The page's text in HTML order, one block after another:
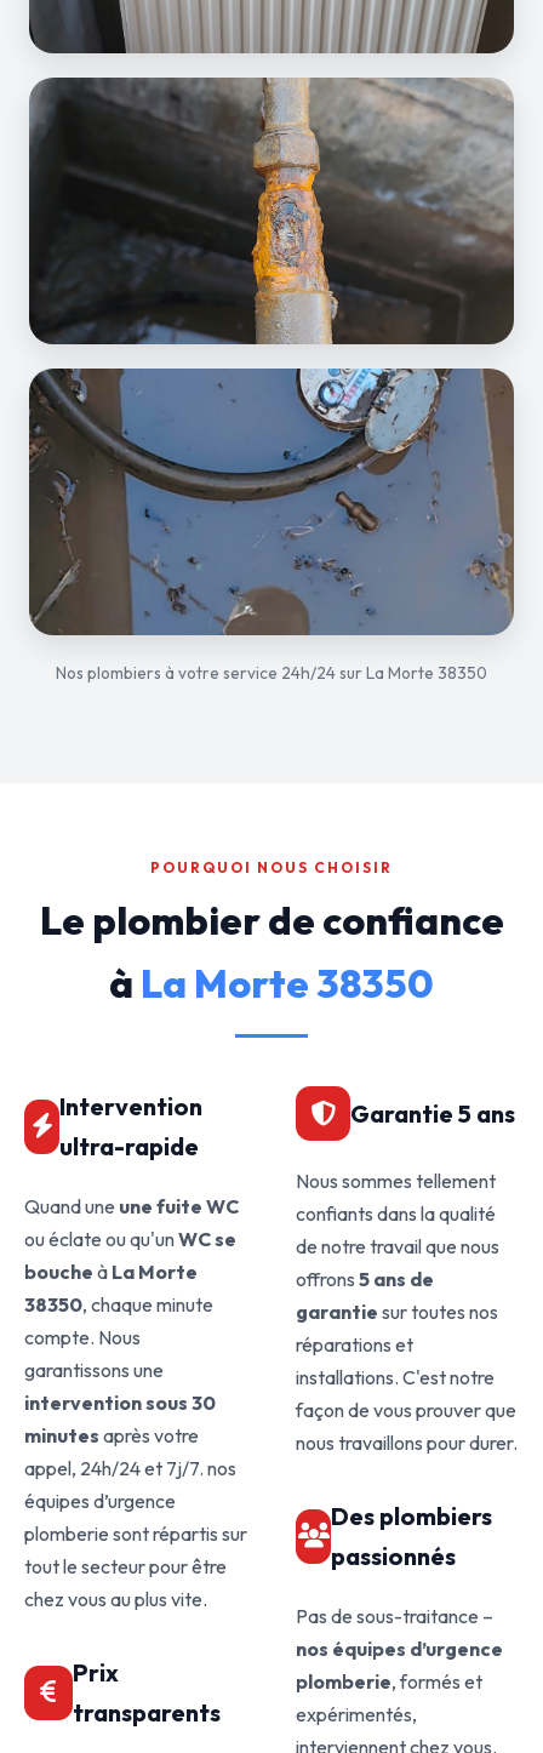
Nos plombiers à votre service 24h/24 sur La Morte 38350
POURQUOI NOUS CHOISIR
Le plombier de confiance
à La Morte 38350
Intervention
ultra-rapide
Quand une une fuite WC
ou éclate ou qu'unWC se
bouche à La Morte
38350, chaque minute
compte. Nous
garantissons une
intervention sous 30
minutes après votre
appel, 24h/24 et 7j/7. nos
équipes d’urgence
plomberie sont répartis sur
tout le secteur pour être
chez vous au plus vite.
Prix
transparents
Garantie 5 ans
Nous sommes tellement
confiants dans la qualité
de notre travail que nous
offrons 5 ans de
garantie sur toutes nos
réparations et
installations. C'est notre
façon de vous prouver que
nous travaillons pour durer.
Des plombiers
passionnés
Pas de sous-traitance –
nos équipes d’urgence
plomberie, formés et
expérimentés,
interviennent chez vous.